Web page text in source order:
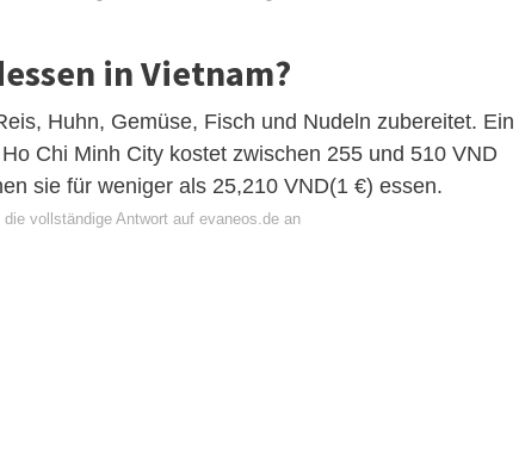
in Vietnam?
Huhn, Gemüse, Fisch und Nudeln zubereitet. Ein
Chi Minh City kostet zwischen 255 und 510 VND
sie für weniger als 25,210 VND(1 €) essen.
vollständige Antwort auf evaneos.de an